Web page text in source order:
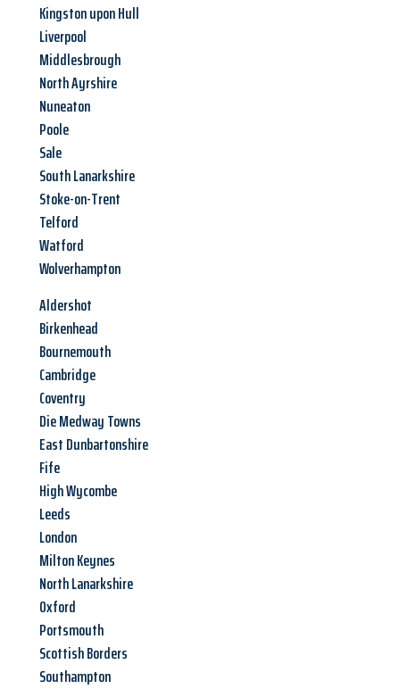
Kingston upon Hull
Liverpool
Middlesbrough
North Ayrshire
Nuneaton
Poole
Sale
South Lanarkshire
Stoke-on-Trent
Telford
Watford
Wolverhampton
Aldershot
Birkenhead
Bournemouth
Cambridge
Coventry
Die Medway Towns
East Dunbartonshire
Fife
High Wycombe
Leeds
London
Milton Keynes
North Lanarkshire
Oxford
Portsmouth
Scottish Borders
Southampton